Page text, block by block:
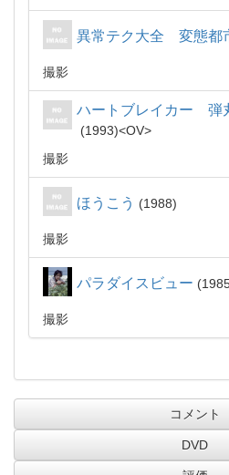
異常テク大全 変態都
撮影
ハートブレイカー 弾
1993
OV
撮影
ほうこう 1988
撮影
パラダイスビュー
撮影
コメント
DVD